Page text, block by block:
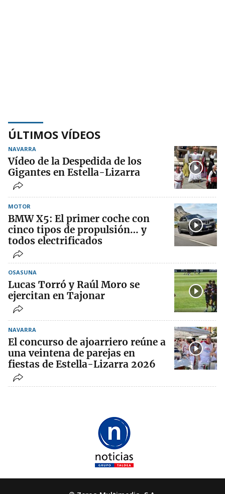
ÚLTIMOS VÍDEOS
NAVARRA
Vídeo de la Despedida de los
Gigantes en Estella-Lizarra
MOTOR
BMW X5: El primer coche con
cinco tipos de propulsión… y
todos electrificados
OSASUNA
Lucas Torró y Raúl Moro se
ejercitan en Tajonar
NAVARRA
El concurso de ajoarriero reúne a
una veintena de parejas en
fiestas de Estella-Lizarra 2026